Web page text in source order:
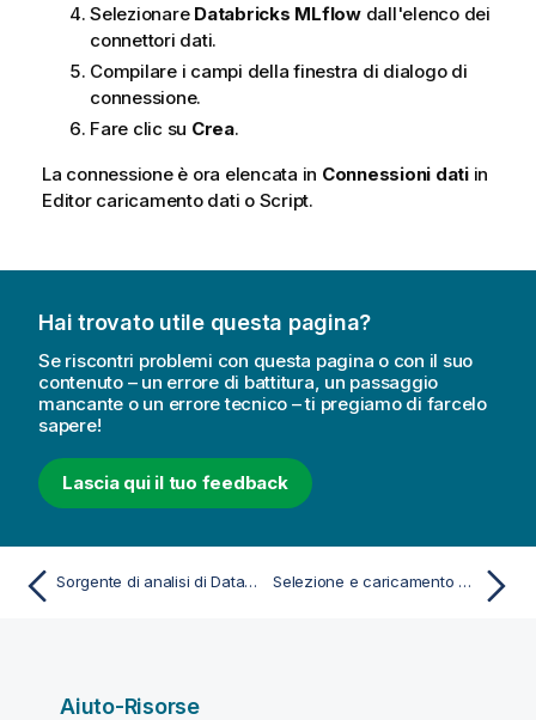
Selezionare Databricks MLflowdall'elenco dei
connettori dati.
Compilare i campi della finestra di dialogo di
connessione.
Fare clic su Crea.
La connessione è ora elencata in Connessioni datiin
Editor caricamento dati o Script.
Hai trovato utile questa pagina?
Se riscontri problemi con questa pagina o con il suo
contenuto – un errore di battitura, un passaggio
mancante o un errore tecnico – ti pregiamo di farcelo
sapere!
Lascia qui il tuo feedback
Sorgente di analisi di Databricks MLflow Selezione e caricamento di dati da una connessione Databricks MLflow
Aiuto-Risorse